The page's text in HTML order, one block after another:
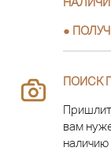
●
ПОИСК
вам
наличию